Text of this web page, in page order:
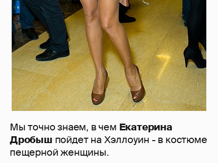
Мы точно знаем, в чем Екатерина
Дробыш пойдет на Хэллоуин - в костюме
пещерной женщины.